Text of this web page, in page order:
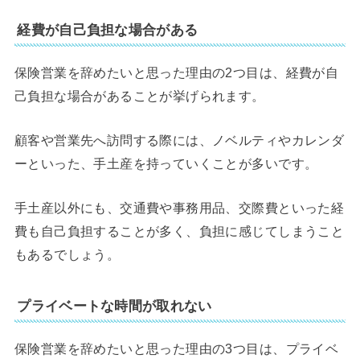
経費が自己負担な場合がある
保険営業を辞めたいと思った理由の2つ目は、経費が自
己負担な場合があることが挙げられます。
顧客や営業先へ訪問する際には、ノベルティやカレンダ
ーといった、手土産を持っていくことが多いです。
手土産以外にも、交通費や事務用品、交際費といった経
費も自己負担することが多く、負担に感じてしまうこと
もあるでしょう。
プライベートな時間が取れない
保険営業を辞めたいと思った理由の3つ目は、プライベ